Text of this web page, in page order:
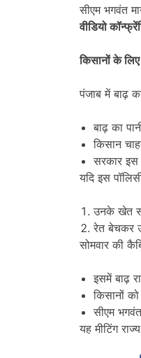
सीएम भगवंत
वीडियो
किसानों के लिए
पंजाब में बाढ़
बाढ़ का
किसान
सरकार इस
यदि इस
उनके खेत
रेत बेचकर
सोमवार की
इसमें बाढ़
किसानों
सीएम
यह मीटिंग